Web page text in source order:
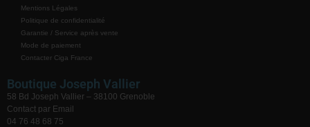
Mentions Légales
Politique de confidentialité
Garantie / Service après vente
Mode de paiement
Contacter Ciga France
Boutique Joseph Vallier
58 Bd Joseph Vallier – 38100 Grenoble
Contact par Email
04 76 48 68 75